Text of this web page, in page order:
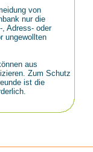
von
nur die
Adress- oder
ungewollten
aus
Zum Schutz
ist die